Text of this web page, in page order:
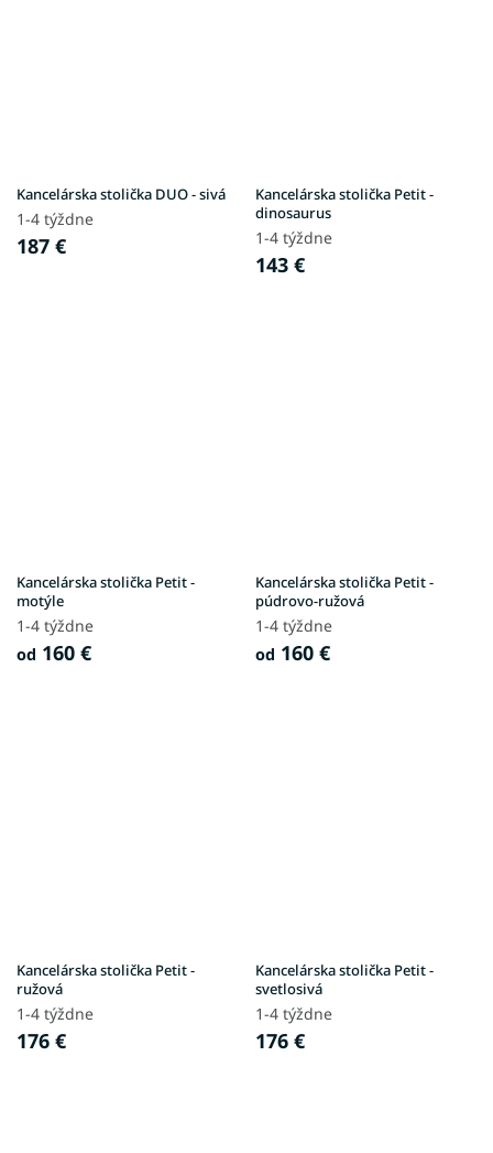
Kancelárska stolička DUO - sivá
1-4 týždne
187 €
Kancelárska stolička Petit -
dinosaurus
1-4 týždne
143 €
Kancelárska stolička Petit -
motýle
1-4 týždne
od 160 €
Kancelárska stolička Petit -
púdrovo-ružová
1-4 týždne
od 160 €
Kancelárska stolička Petit -
ružová
1-4 týždne
176 €
Kancelárska stolička Petit -
svetlosivá
1-4 týždne
176 €